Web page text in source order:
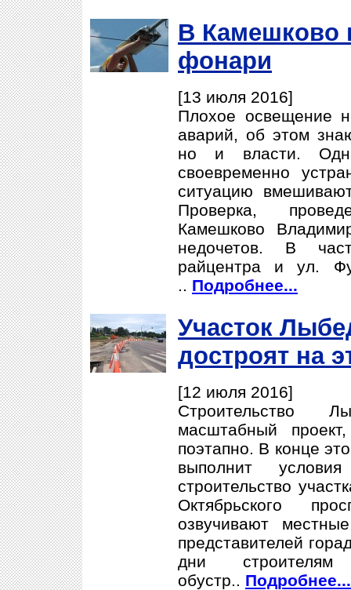
В Камешково
фонари
[13 июля 2016]
Плохое освещение
аварий, об этом
но и власти.
своевременно
ситуацию
Проверка,
Камешково
недочетов. В
райцентра и ул.
.. Подробнее...
Участок
достроят на
[12 июля 2016]
Строительство
масштабный
поэтапно. В конце
выполнит
строительство
Октябрьского
озвучивают
представителей
дни строителям
обустр.. Подробнее...